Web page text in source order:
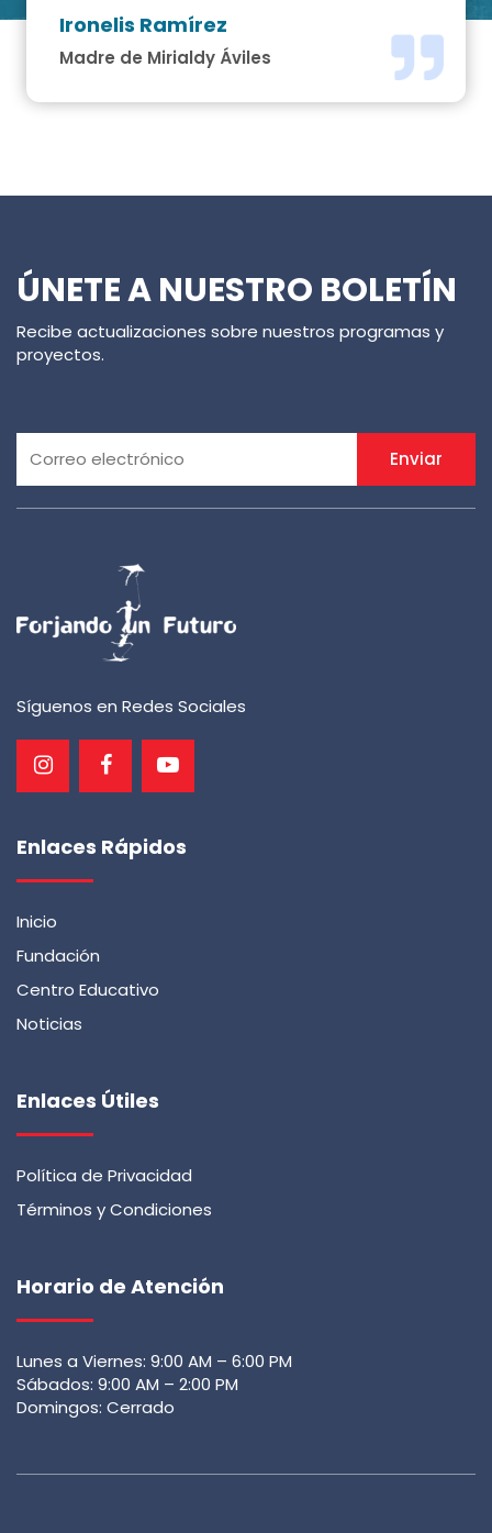
Ironelis Ramírez
Madre de Mirialdy Áviles
ÚNETE A NUESTRO BOLETÍN
Recibe actualizaciones sobre nuestros programas y
proyectos.
Enviar
Síguenos en Redes Sociales
Enlaces Rápidos
Inicio
Fundación
Centro Educativo
Noticias
Enlaces Útiles
Política de Privacidad
Términos y Condiciones
Horario de Atención
Lunes a Viernes: 9:00 AM – 6:00 PM
Sábados: 9:00 AM – 2:00 PM
Domingos: Cerrado